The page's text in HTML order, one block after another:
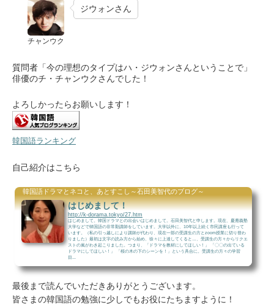
チャンウク
ジウォンさん
質問者「今の理想のタイプはハ・ジウォンさんということで」
俳優のチ・チャンウクさんでした！
よろしかったらお願いします！
韓国語ランキング
自己紹介はこちら
韓国語ドラマとネコと、あとすこし～石田美智代のブログ～
はじめまして！
http://k-dorama.tokyo/27.htm
はじめまして。韓国ドラマとの出会いはじめまして。石田美智代と申します。現在、慶應義塾
大学などで韓国語の非常勤講師をしています。大学以外に、10年以上続く市民講座も行って
います。（私の引っ越しにより講師が代わり、現在一部の受講生の方とzoom授業に切り替わ
りました）最初は文字の読み方から始め、徐々に上達してくると…、受講生の方々からリクエ
ストの嵐がわき起こりました。つまり、「ドラマを教材にしてほしい！」 「〇〇の出ている
ドラマにしてほしい！」 「桜の木の下のシーンを！」という具合に。受講生の方々の学習
目...
最後まで読んでいただきありがとうございます。
皆さまの韓国語の勉強に少しでもお役にたちますように！